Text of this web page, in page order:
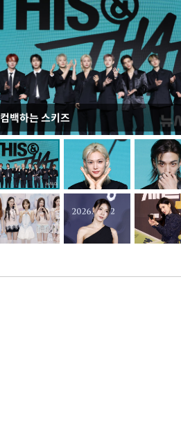
컴백하는 스키즈
정동영, 北 '조선' 호명 관련 "공론화·국민
숙 후에 하겠다는 말 빠져"